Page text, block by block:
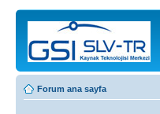
Forum ana sayfa